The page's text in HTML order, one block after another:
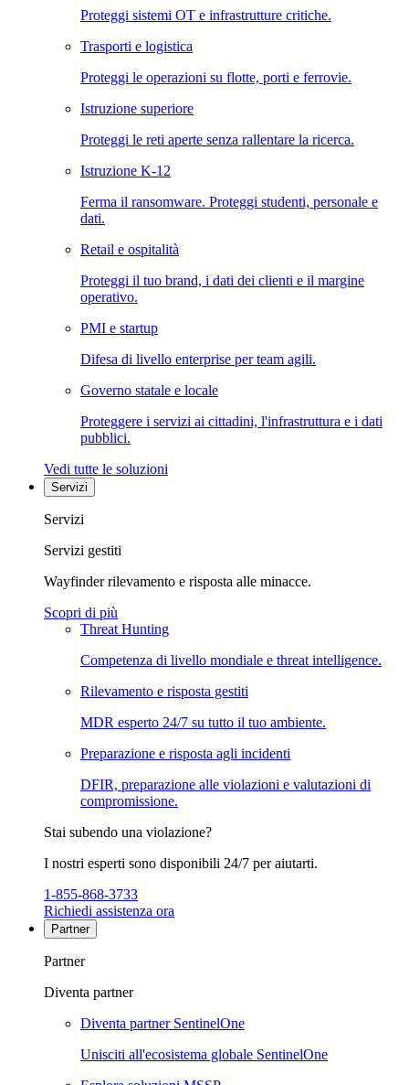
Proteggi sistemi OT e infrastrutture critiche.
Trasporti e logistica
Proteggi le operazioni su flotte, porti e ferrovie.
Istruzione superiore
Proteggi le reti aperte senza rallentare la ricerca.
Istruzione K-12
Ferma il ransomware. Proteggi studenti, personale e
dati.
Retail e ospitalità
Proteggi il tuo brand, i dati dei clienti e il margine
operativo.
PMI e startup
Difesa di livello enterprise per team agili.
Governo statale e locale
Proteggere i servizi ai cittadini, l'infrastruttura e i dati
pubblici.
Vedi tutte le soluzioni
Servizi
Servizi
Servizi gestiti
Wayfinder rilevamento e risposta alle minacce.
Scopri di più
Threat Hunting
Competenza di livello mondiale e threat intelligence.
Rilevamento e risposta gestiti
MDR esperto 24/7 su tutto il tuo ambiente.
Preparazione e risposta agli incidenti
DFIR, preparazione alle violazioni e valutazioni di
compromissione.
Stai subendo una violazione?
I nostri esperti sono disponibili 24/7 per aiutarti.
1-855-868-3733
Richiedi assistenza ora
Partner
Partner
Diventa partner
Diventa partner SentinelOne
Unisciti all'ecosistema globale SentinelOne